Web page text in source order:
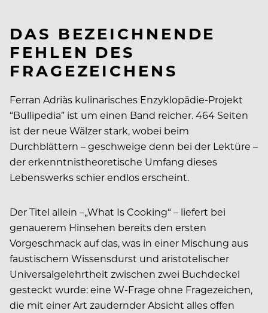
DAS BEZEICHNENDE
FEHLEN DES
FRAGEZEICHENS
Ferran Adriàs kulinarisches Enzyklopädie-Projekt
“Bullipedia” ist um einen Band reicher. 464 Seiten
ist der neue Wälzer stark, wobei beim
Durchblättern – geschweige denn bei der Lektüre –
der erkenntnistheoretische Umfang dieses
Lebenswerks schier endlos erscheint.
Der Titel allein –„What Is Cooking“ – liefert bei
genauerem Hinsehen bereits den ersten
Vorgeschmack auf das, was in einer Mischung aus
faustischem Wissensdurst und aristotelischer
Universalgelehrtheit zwischen zwei Buchdeckel
gesteckt wurde: eine W-Frage ohne Fragezeichen,
die mit einer Art zaudernder Absicht alles offen